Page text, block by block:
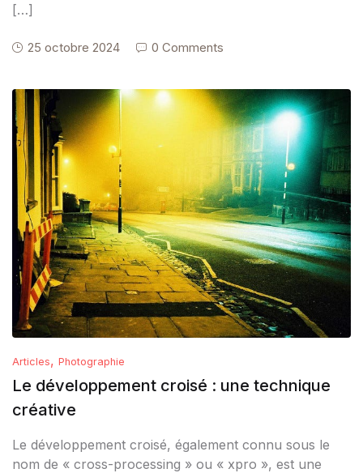
[…]
25 octobre 2024 0 Comments
Articles, Photographie
Le développement croisé : une technique
créative
Le développement croisé, également connu sous le
nom de « cross-processing » ou « xpro », est une